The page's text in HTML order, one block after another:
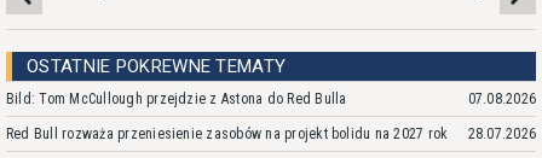
OSTATNIE POKREWNE TEMATY
Bild: Tom McCullough przejdzie z Astona do Red Bulla 07.08.2026
Red Bull rozważa przeniesienie zasobów na projekt bolidu na 2027 rok 28.07.2026